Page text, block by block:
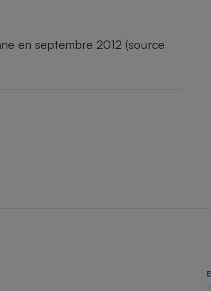
en septembre 2012 (source